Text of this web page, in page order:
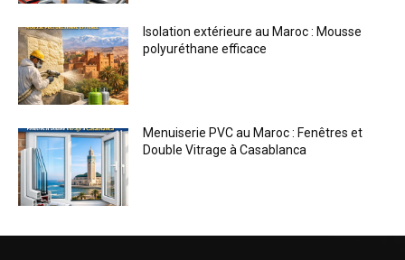
Isolation extérieure au Maroc : Mousse
polyuréthane efficace
Menuiserie PVC au Maroc : Fenêtres et
Double Vitrage à Casablanca